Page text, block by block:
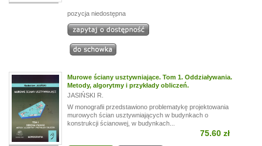
pozycja niedostępna
Murowe ściany usztywniające. Tom 1. Oddziaływania.
Metody, algorytmy i przykłady obliczeń.
JASIŃSKI R.
W monografii przedstawiono problematykę projektowania
murowych ścian usztywniających w budynkach o
konstrukcji ścianowej, w budynkach...
75.60 zł